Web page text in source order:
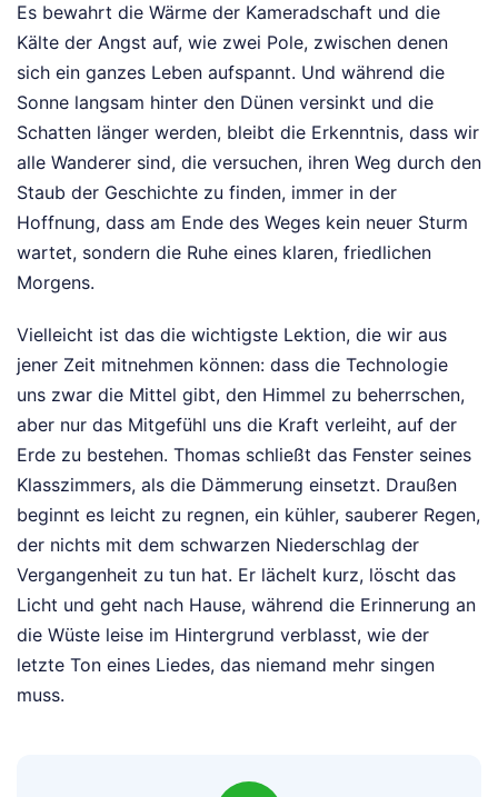
Es bewahrt die Wärme der Kameradschaft und die
Kälte der Angst auf, wie zwei Pole, zwischen denen
sich ein ganzes Leben aufspannt. Und während die
Sonne langsam hinter den Dünen versinkt und die
Schatten länger werden, bleibt die Erkenntnis, dass wir
alle Wanderer sind, die versuchen, ihren Weg durch den
Staub der Geschichte zu finden, immer in der
Hoffnung, dass am Ende des Weges kein neuer Sturm
wartet, sondern die Ruhe eines klaren, friedlichen
Morgens.
Vielleicht ist das die wichtigste Lektion, die wir aus
jener Zeit mitnehmen können: dass die Technologie
uns zwar die Mittel gibt, den Himmel zu beherrschen,
aber nur das Mitgefühl uns die Kraft verleiht, auf der
Erde zu bestehen. Thomas schließt das Fenster seines
Klasszimmers, als die Dämmerung einsetzt. Draußen
beginnt es leicht zu regnen, ein kühler, sauberer Regen,
der nichts mit dem schwarzen Niederschlag der
Vergangenheit zu tun hat. Er lächelt kurz, löscht das
Licht und geht nach Hause, während die Erinnerung an
die Wüste leise im Hintergrund verblasst, wie der
letzte Ton eines Liedes, das niemand mehr singen
muss.